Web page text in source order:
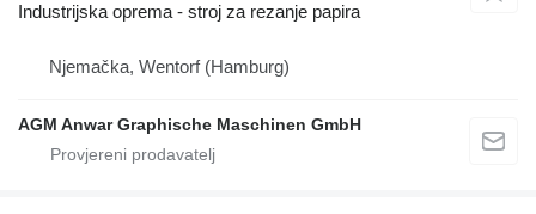
Industrijska oprema - stroj za rezanje papira
Njemačka, Wentorf (Hamburg)
AGM Anwar Graphische Maschinen GmbH